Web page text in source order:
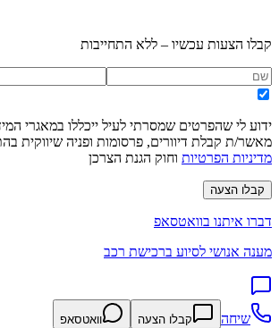
קבלו הצעות עכשיו – ללא התחייבות
ידוע לי שהפרטים שמסרתי לעיל ייכללו במאגרי
מאשר/ת קבלת דיוורים, פרסומות ופניה שיווקית
מדיניות הפרטיות וחוק הגנת הצרכן
קבלו הצעה
דברו איתנו בוואטסאפ
מענה אנושי לסיוע ברכישת רכב
שיחה קבלו הצעה וואטסאפ